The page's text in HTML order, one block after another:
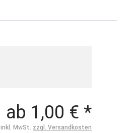
ab 1,00 € *
inkl. MwSt. zzgl. Versandkosten